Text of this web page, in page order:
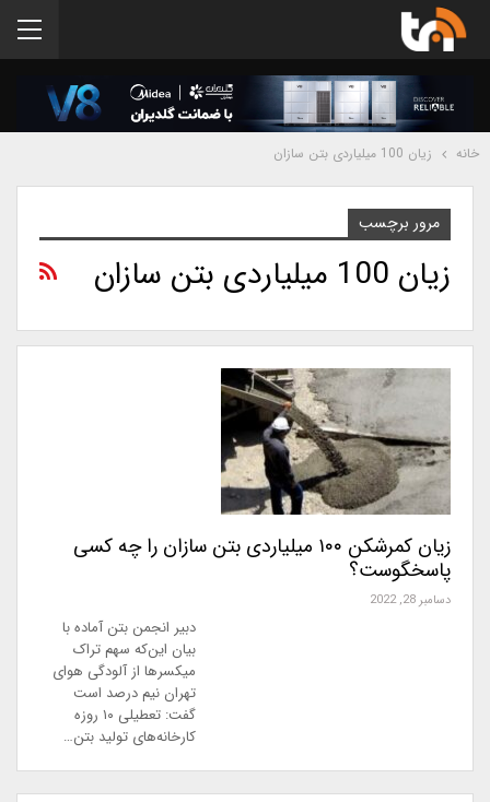
خانه زیان 100 میلیاردی بتن سازان
مرور برچسب
زیان 100 میلیاردی بتن سازان
زیان کمرشکن ۱۰۰ میلیاردی بتن سازان را چه کسی
پاسخگوست؟
دسامبر 28, 2022
دبیر انجمن بتن آماده با
بیان این‌که سهم تراک
میکسرها از آلودگی هوای
تهران نیم درصد است
گفت:‌ تعطیلی ۱۰ روزه
کارخانه‌های تولید بتن…